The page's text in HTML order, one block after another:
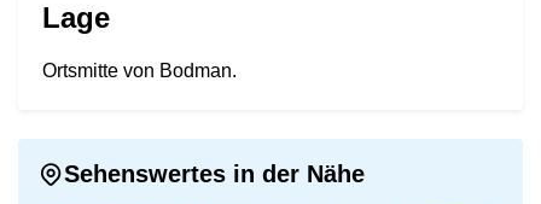
Lage
Ortsmitte von Bodman.
Sehenswertes in der Nähe